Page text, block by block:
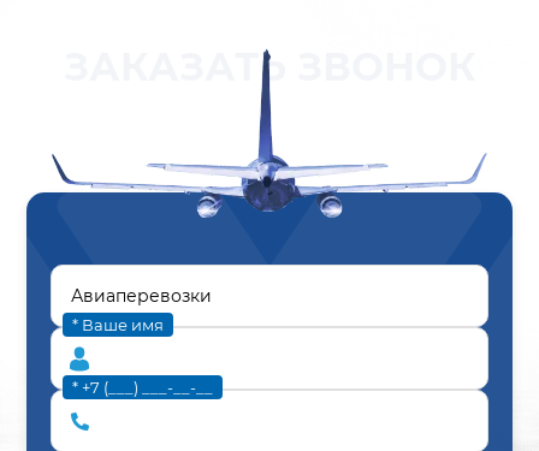
ЗАКАЗАТЬ ЗВОНОК
* Ваше имя
* +7 (___) ___-__-__